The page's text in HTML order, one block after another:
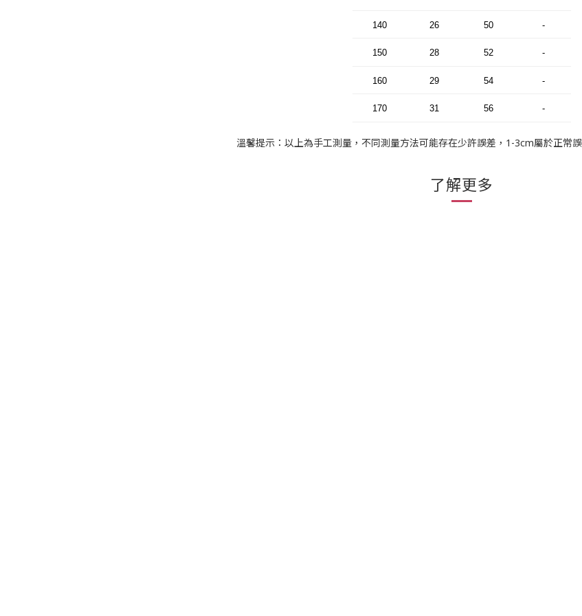
140 26 50 -
150 28 52 -
160 29 54 -
170 31 56 -
溫馨提示：以上為手工測量，不同測量方法可能存在少許誤差，1-3cm屬於正常
了解更多